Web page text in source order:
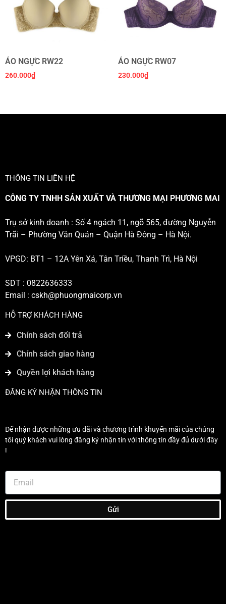
ÁO NGỰC RW22
260.000₫
ÁO NGỰC RW07
230.000₫
THÔNG TIN LIÊN HỆ
CÔNG TY TNHH SẢN XUẤT VÀ THƯƠNG MẠI PHƯƠNG MAI
Trụ sở kinh doanh : Số 4 ngách 11, ngõ 565, đường Nguyễn
Trãi – Phường Văn Quán – Quận Hà Đông – Hà Nội.
VPGD: BT1 – 12A Yên Xá, Tân Triều, Thanh Trì, Hà Nội
SDT : 0822636333
Email : cskh@phuongmaicorp.vn
HỖ TRỢ KHÁCH HÀNG
Chính sách đổi trả
Chính sách giao hàng
Quyền lợi khách hàng
ĐĂNG KÝ NHẬN THÔNG TIN
Để nhận được những ưu đãi và chương trình khuyến mãi của chúng
tôi quý khách vui lòng đăng ký nhận tin với thông tin đầy đủ dưới đây
!
Gửi